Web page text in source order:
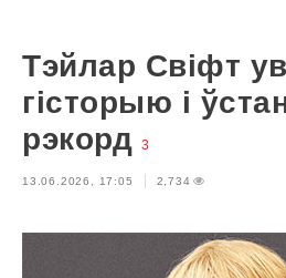
Тэйлар Свіфт
гісторыю і
рэкорд 3
13.06.2026, 17:05 2,734